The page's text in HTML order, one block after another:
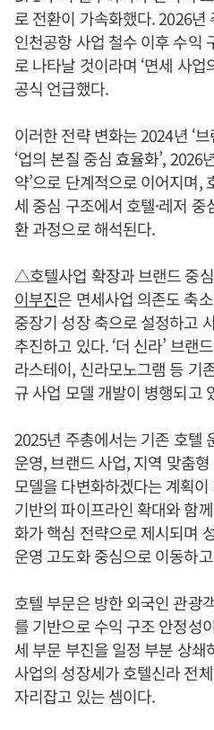
로 전환이 가속화했다. 2026년
인천공항 사업 철수 이후 수익
로 나타날 것이라며 ‘면세 사업
공식 언급했다.
이러한 전략 변화는 2024년 ‘
‘업의 본질 중심 효율화’, 2026
약’으로 단계적으로 이어지며,
세 중심 구조에서 호텔·레저
환 과정으로 해석된다.
△호텔사업 확장과 브랜드 중
이부진은 면세사업 의존도 축
중장기 성장 축으로 설정하고
추진하고 있다. ‘더 신라’ 브랜
라스테이, 신라모노그램 등 기
규 사업 모델 개발이 병행되고
2025년 주총에서는 기존 호텔
운영, 브랜드 사업, 지역 맞춤
모델을 다변화하겠다는 계획
기반의 파이프라인 확대와 함
화가 핵심 전략으로 제시되며
운영 고도화 중심으로 이동하
호텔 부문은 방한 외국인 관광
를 기반으로 수익 구조 안정성
세 부문 부진을 일정 부분 상쇄
사업의 성장세가 호텔신라 전
자리잡고 있는 셈이다.